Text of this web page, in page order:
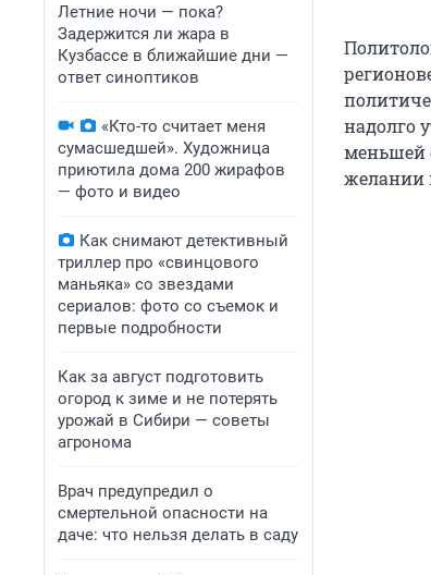
Летние ночи — пока?
Задержится ли жара в
Кузбассе в ближайшие дни —
ответ синоптиков
«Кто-то считает меня
сумасшедшей». Художница
приютила дома 200 жирафов
— фото и видео
Как снимают детективный
триллер про «свинцового
маньяка» со звездами
сериалов: фото со съемок и
первые подробности
Как за август подготовить
огород к зиме и не потерять
урожай в Сибири — советы
агронома
Врач предупредил о
смертельной опасности на
даче: что нельзя делать в саду
надолго
меньшей
желании